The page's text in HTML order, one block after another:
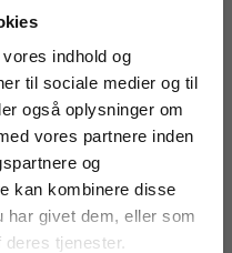
indhold og
til sociale medier og til
også oplysninger om
vores partnere inden
og
kan kombinere disse
har givet dem, eller som
tjenester.
mm.
For institutioner og
virksomheder. Du
får vist priser ekskl.